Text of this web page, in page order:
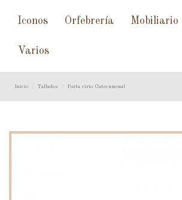
Iconos Orfebrería Mobiliario
Varios
Inicio Tallados Porta cirio Catecumenal